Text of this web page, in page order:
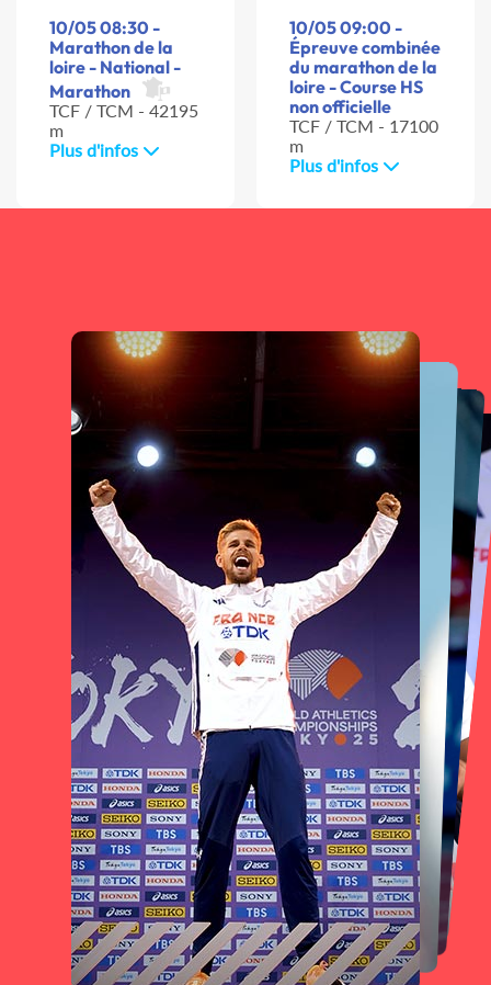
10/05 08:30 -
Marathon de la
loire - National -
Marathon
TCF / TCM - 42195
m
Plus d'infos
10/05 09:00 -
Épreuve combinée
du marathon de la
loire - Course HS
non officielle
TCF / TCM - 17100
m
Plus d'infos